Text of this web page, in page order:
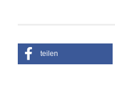
teilen